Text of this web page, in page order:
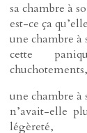
sa chambre à
est-ce ça
une chambre à
cette
chuchotements,
une chambre à
n’avait-elle
légèreté,